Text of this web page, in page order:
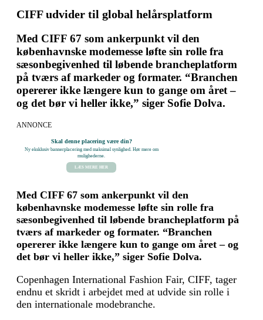
CIFF udvider til global helårsplatform
Med CIFF 67 som ankerpunkt vil den
københavnske modemesse løfte sin rolle fra
sæsonbegivenhed til løbende brancheplatform
på tværs af markeder og formater. “Branchen
opererer ikke længere kun to gange om året –
og det bør vi heller ikke,” siger Sofie Dolva.
ANNONCE
Skal denne placering være din?
Ny eksklusiv bannerplacering med maksimal synlighed. Hør mere om
mulighederne.
LÆS MERE HER
Med CIFF 67 som ankerpunkt vil den
københavnske modemesse løfte sin rolle fra
sæsonbegivenhed til løbende brancheplatform på
tværs af markeder og formater. “Branchen
opererer ikke længere kun to gange om året – og
det bør vi heller ikke,” siger Sofie Dolva.
Copenhagen International Fashion Fair, CIFF, tager
endnu et skridt i arbejdet med at udvide sin rolle i
den internationale modebranche.